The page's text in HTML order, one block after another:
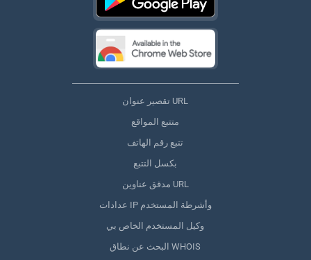
تقصير عنوان URL
متتبع المواقع
تتبع رقم الهاتف
بكسل التتبع
مدقق عناوين URL
عدادات IP وأشرطة المستخدم
وكيل المستخدم الخاص بي
البحث عن نطاق WHOIS